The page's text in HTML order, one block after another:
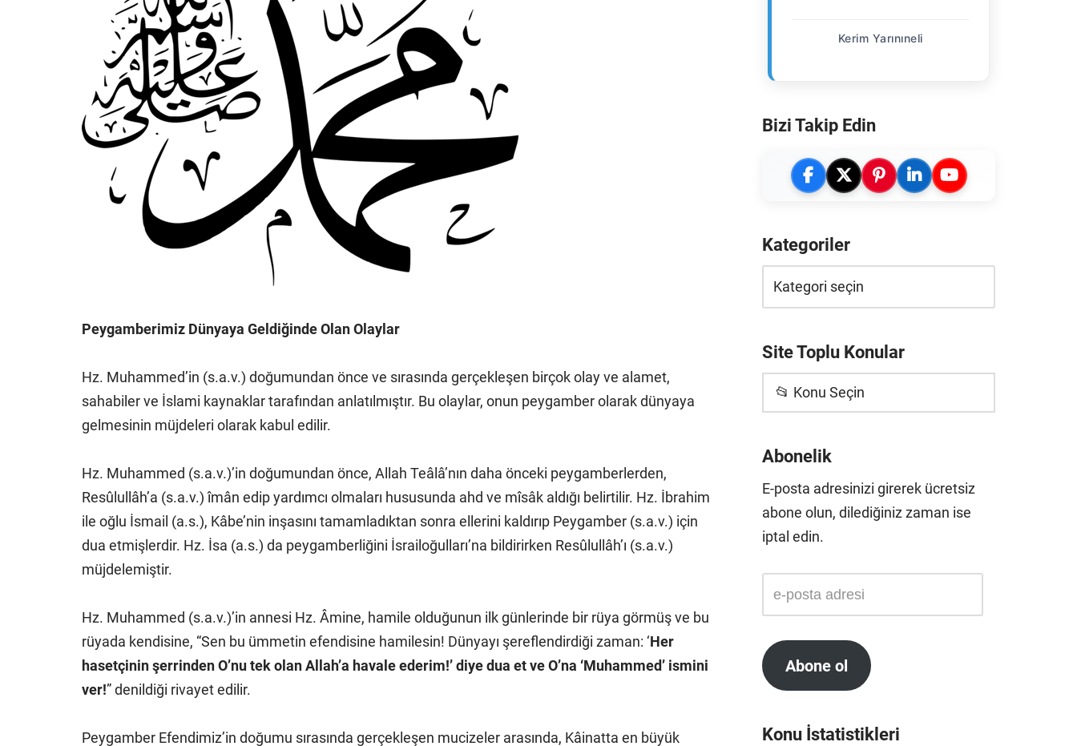
Peygamberimiz Dünyaya Geldiğinde Olan Olaylar
Hz. Muhammed’in (s.a.v.) doğumundan önce ve sırasında gerçekleşen birçok olay ve alamet,
sahabiler ve İslami kaynaklar tarafından anlatılmıştır. Bu olaylar, onun peygamber olarak dünyaya
gelmesinin müjdeleri olarak kabul edilir.
Hz. Muhammed (s.a.v.)’in doğumundan önce, Allah Teâlâ’nın daha önceki peygamberlerden,
Resûlullâh’a (s.a.v.) îmân edip yardımcı olmaları hususunda ahd ve mîsâk aldığı belirtilir. Hz. İbrahim
ile oğlu İsmail (a.s.), Kâbe’nin inşasını tamamladıktan sonra ellerini kaldırıp Peygamber (s.a.v.) için
dua etmişlerdir. Hz. İsa (a.s.) da peygamberliğini İsrailoğulları’na bildirirken Resûlullâh’ı (s.a.v.)
müjdelemiştir.
Hz. Muhammed (s.a.v.)’in annesi Hz. Âmine, hamile olduğunun ilk günlerinde bir rüya görmüş ve bu
rüyada kendisine, “Sen bu ümmetin efendisine hamilesin! Dünyayı şereflendirdiği zaman: ‘Her
hasetçinin şerrinden O’nu tek olan Allah’a havale ederim!’ diye dua et ve O’na ‘Muhammed’ ismini
ver!” denildiği rivayet edilir.
Peygamber Efendimiz’in doğumu sırasında gerçekleşen mucizeler arasında, Kâinatta en büyük
Kerim Yarınıneli
Bizi Takip Edin
Kategoriler
Site Toplu Konular
📂 Konu Seçin
Abonelik
E-posta adresinizi girerek ücretsiz
abone olun, dilediğiniz zaman ise
iptal edin.
Abone ol
Konu İstatistikleri